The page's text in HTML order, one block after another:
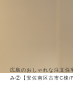
広島のおしゃれな注文住
み②【安佐南区古市C棟/F